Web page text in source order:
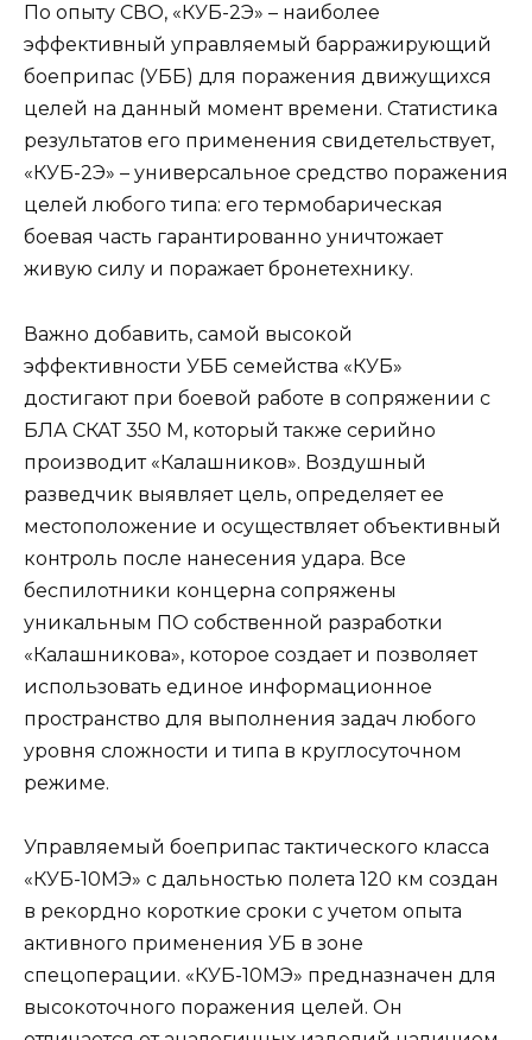
По опыту СВО, «КУБ-2Э» – наиболее
эффективный управляемый барражирующий
боеприпас (УББ) для поражения движущихся
целей на данный момент времени. Статистика
результатов его применения свидетельствует,
«КУБ-2Э» – универсальное средство поражения
целей любого типа: его термобарическая
боевая часть гарантированно уничтожает
живую силу и поражает бронетехнику.
Важно добавить, самой высокой
эффективности УББ семейства «КУБ»
достигают при боевой работе в сопряжении с
БЛА СКАТ 350 М, который также серийно
производит «Калашников». Воздушный
разведчик выявляет цель, определяет ее
местоположение и осуществляет объективный
контроль после нанесения удара. Все
беспилотники концерна сопряжены
уникальным ПО собственной разработки
«Калашникова», которое создает и позволяет
использовать единое информационное
пространство для выполнения задач любого
уровня сложности и типа в круглосуточном
режиме.
Управляемый боеприпас тактического класса
«КУБ-10МЭ» с дальностью полета 120 км создан
в рекордно короткие сроки с учетом опыта
активного применения УБ в зоне
спецоперации. «КУБ-10МЭ» предназначен для
высокоточного поражения целей. Он